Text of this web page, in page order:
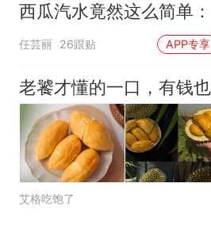
西瓜汽水竟然这么简单：
任芸丽 26跟贴 APP专享
老饕才懂的一口，有钱
艾格吃饱了